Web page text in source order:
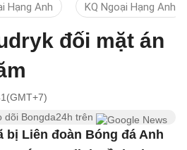
Hạng Anh KQ Ngoại Hạng Anh
đối mặt án
dõi Bongda24h trên
bị Liên đoàn Bóng đá Anh